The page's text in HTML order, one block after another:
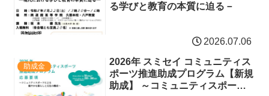
る学びと教育の本質に迫る－
2026.07.06
助成金
2026年 スミセイ コミュニティス
ポーツ推進助成プログラム【新規
助成】 ～コミュニティスポーツ